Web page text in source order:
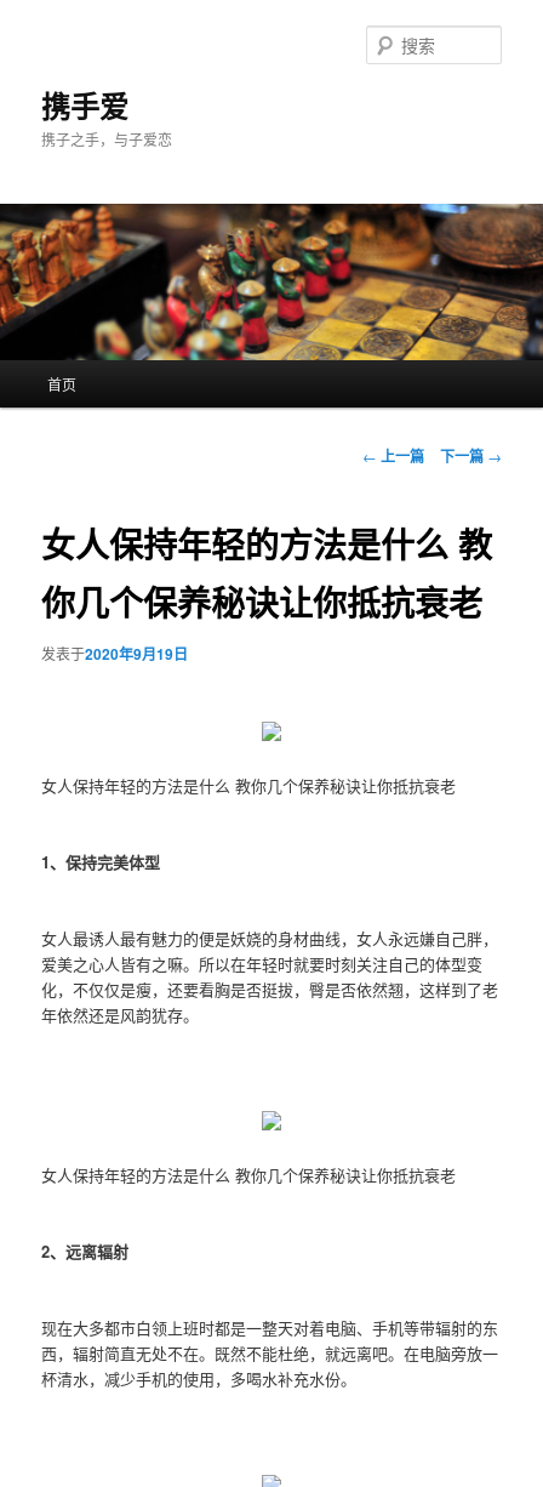
携手爱
携子之手，与子爱恋
索
首页
文
航
← 上一篇 下一篇 →
女人保持年轻的方法是什么 教
你几个保养秘诀让你抵抗衰老
发表于2020年9月19日
女人保持年轻的方法是什么 教你几个保养秘诀让你抵抗衰老
1、保持完美体型
女人最诱人最有魅力的便是妖娆的身材曲线，女人永远嫌自己胖，
爱美之心人皆有之嘛。所以在年轻时就要时刻关注自己的体型变
化，不仅仅是瘦，还要看胸是否挺拔，臀是否依然翘，这样到了老
年依然还是风韵犹存。
女人保持年轻的方法是什么 教你几个保养秘诀让你抵抗衰老
2、远离辐射
现在大多都市白领上班时都是一整天对着电脑、手机等带辐射的东
西，辐射简直无处不在。既然不能杜绝，就远离吧。在电脑旁放一
杯清水，减少手机的使用，多喝水补充水份。